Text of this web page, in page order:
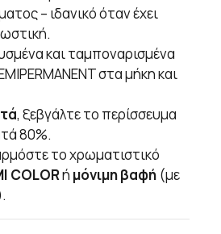
– ιδανικό όταν έχει
και ταμποναρισμένα
στα μήκη και
, ξεβγάλτε το περίσσευμα
80%.
το χρωματιστικό
COLORή μόνιμη βαφή (με